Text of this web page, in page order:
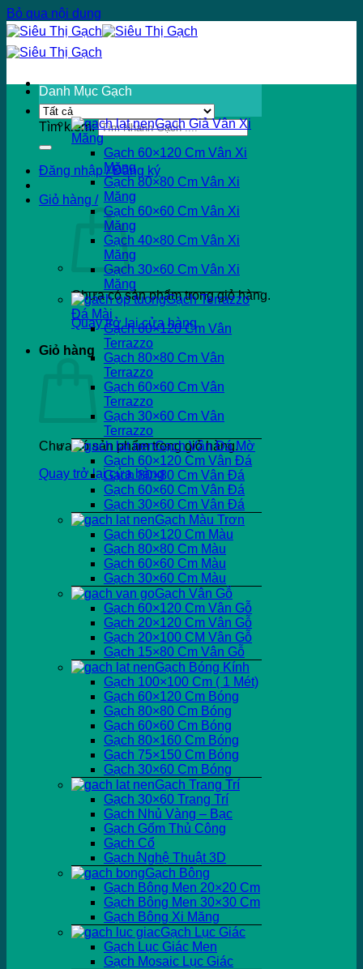
Bỏ qua nội dung
Tìm kiếm:
Đăng nhập / Đăng ký
Giỏ hàng /
Chưa có sản phẩm trong giỏ hàng.
Quay trở lại cửa hàng
Giỏ hàng
Chưa có sản phẩm trong giỏ hàng.
Quay trở lại cửa hàng
Danh Mục Gạch
Gạch Giả Vân Xi
Măng
Gạch 60×120 Cm Vân Xi
Măng
Gạch 80×80 Cm Vân Xi
Măng
Gạch 60×60 Cm Vân Xi
Măng
Gạch 40×80 Cm Vân Xi
Măng
Gạch 30×60 Cm Vân Xi
Măng
Gạch Terrazzo
Đá Mài
Gạch 60×120 Cm Vân
Terrazzo
Gạch 80×80 Cm Vân
Terrazzo
Gạch 60×60 Cm Vân
Terrazzo
Gạch 30×60 Cm Vân
Terrazzo
Gạch Vân Đá Mờ
Gạch 60×120 Cm Vân Đá
Gạch 80×80 Cm Vân Đá
Gạch 60×60 Cm Vân Đá
Gạch 30×60 Cm Vân Đá
Gạch Màu Trơn
Gạch 60×120 Cm Màu
Gạch 80×80 Cm Màu
Gạch 60×60 Cm Màu
Gạch 30×60 Cm Màu
Gạch Vân Gỗ
Gạch 60×120 Cm Vân Gỗ
Gạch 20×120 Cm Vân Gỗ
Gạch 20×100 CM Vân Gỗ
Gạch 15×80 Cm Vân Gỗ
Gạch Bóng Kính
Gạch 100×100 Cm ( 1 Mét)
Gạch 60×120 Cm Bóng
Gạch 80×80 Cm Bóng
Gạch 60×60 Cm Bóng
Gạch 80×160 Cm Bóng
Gạch 75×150 Cm Bóng
Gạch 30×60 Cm Bóng
Gạch Trang Trí
Gạch 30×60 Trang Trí
Gạch Nhủ Vàng – Bạc
Gạch Gốm Thủ Công
Gạch Cổ
Gạch Nghệ Thuật 3D
Gạch Bông
Gạch Bông Men 20×20 Cm
Gạch Bông Men 30×30 Cm
Gạch Bông Xi Măng
Gạch Lục Giác
Gạch Lục Giác Men
Gạch Mosaic Lục Giác